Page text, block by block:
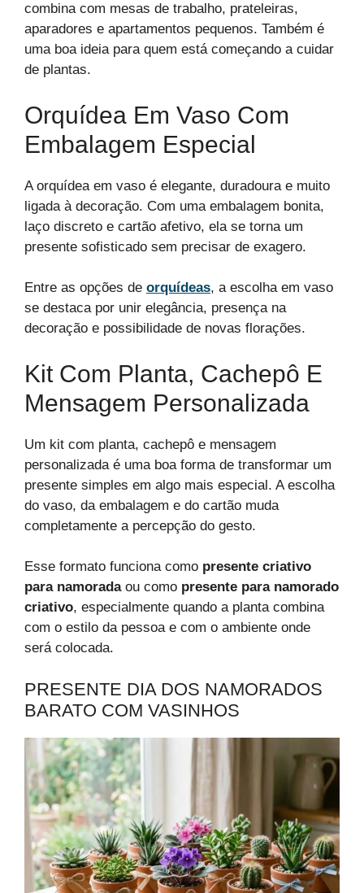
combina com mesas de trabalho, prateleiras,
aparadores e apartamentos pequenos. Também é
uma boa ideia para quem está começando a cuidar
de plantas.
Orquídea Em Vaso Com
Embalagem Especial
A orquídea em vaso é elegante, duradoura e muito
ligada à decoração. Com uma embalagem bonita,
laço discreto e cartão afetivo, ela se torna um
presente sofisticado sem precisar de exagero.
Entre as opções de orquídeas, a escolha em vaso
se destaca por unir elegância, presença na
decoração e possibilidade de novas florações.
Kit Com Planta, Cachepô E
Mensagem Personalizada
Um kit com planta, cachepô e mensagem
personalizada é uma boa forma de transformar um
presente simples em algo mais especial. A escolha
do vaso, da embalagem e do cartão muda
completamente a percepção do gesto.
Esse formato funciona como presente criativo
para namoradaou como presente para namorado
criativo, especialmente quando a planta combina
com o estilo da pessoa e com o ambiente onde
será colocada.
PRESENTE DIA DOS NAMORADOS
BARATO COM VASINHOS